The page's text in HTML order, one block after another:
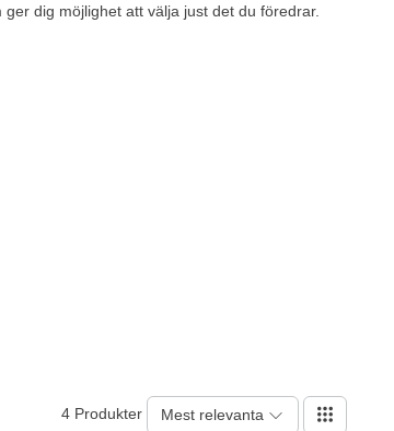
ger dig möjlighet att välja just det du föredrar.
4 Produkter Mest relevanta